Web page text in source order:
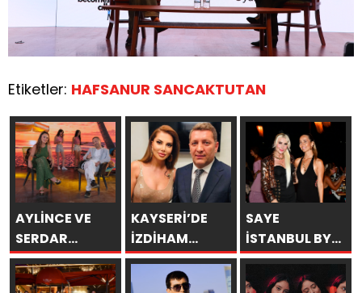
Etiketler: HAFSANUR SANCAKTUTAN
AYLİNCE VE
SERDAR
ORTAÇ’TAN
YAZA
KAYSERİ’DE
İZDİHAM
DEĞİL, REKOR
VARDI! 195 BİN
SAYE
İSTANBUL BY
ARAKİ
GÖRKEMLİ BİR